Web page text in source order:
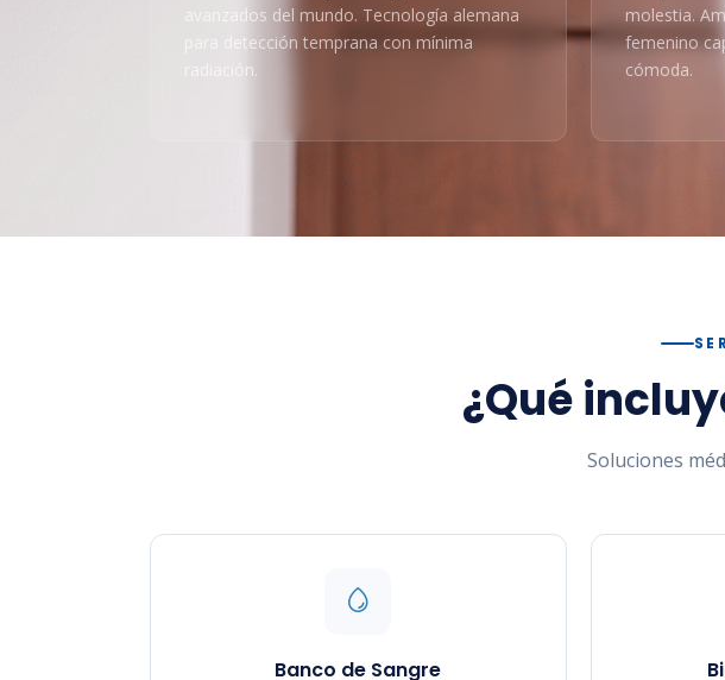
avanzados del mundo. Tecnología alemana
para detección temprana con mínima
radiación.
molestia.
femenino
cómoda.
¿Qué
Soluciones
Banco de Sangre